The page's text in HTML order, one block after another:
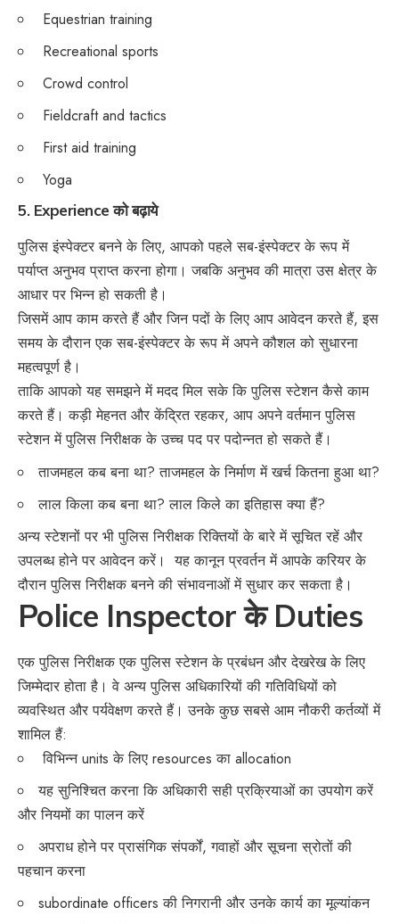
Equestrian training
Recreational sports
Crowd control
Fieldcraft and tactics
First aid training
Yoga
5. Experienceको बढ़ाये
पुलिस इंस्पेक्टर बनने के लिए, आपको पहले सब-इंस्पेक्टर के रूप में
पर्याप्त अनुभव प्राप्त करना होगा। जबकि अनुभव की मात्रा उस क्षेत्र के
आधार पर भिन्न हो सकती है।
जिसमें आप काम करते हैं और जिन पदों के लिए आप आवेदन करते हैं, इस
समय के दौरान एक सब-इंस्पेक्टर के रूप में अपने कौशल को सुधारना
महत्वपूर्ण है।
ताकि आपको यह समझने में मदद मिल सके कि पुलिस स्टेशन कैसे काम
करते हैं। कड़ी मेहनत और केंद्रित रहकर, आप अपने वर्तमान पुलिस
स्टेशन में पुलिस निरीक्षक के उच्च पद पर पदोन्नत हो सकते हैं।
ताजमहल कब बना था? ताजमहल के निर्माण में खर्च कितना हुआ था?
लाल किला कब बना था? लाल किले का इतिहास क्या हैं?
अन्य स्टेशनों पर भी पुलिस निरीक्षक रिक्तियों के बारे में सूचित रहें और
उपलब्ध होने पर आवेदन करें। यह कानून प्रवर्तन में आपके करियर के
दौरान पुलिस निरीक्षक बनने की संभावनाओं में सुधार कर सकता है।
Police Inspector के Duties
एक पुलिस निरीक्षक एक पुलिस स्टेशन के प्रबंधन और देखरेख के लिए
जिम्मेदार होता है। वे अन्य पुलिस अधिकारियों की गतिविधियों को
व्यवस्थित और पर्यवेक्षण करते हैं। उनके कुछ सबसे आम नौकरी कर्तव्यों में
शामिल हैं:
विभिन्न units के लिए resources का allocation
यह सुनिश्चित करना कि अधिकारी सही प्रक्रियाओं का उपयोग करें
और नियमों का पालन करें
अपराध होने पर प्रासंगिक संपर्कों, गवाहों और सूचना स्रोतों की
पहचान करना
subordinate officers की निगरानी और उनके कार्य का मूल्यांकन